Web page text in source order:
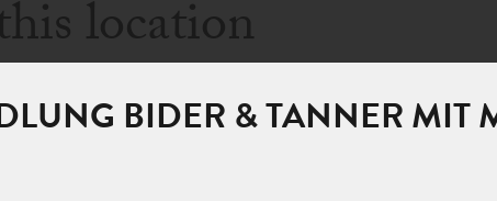
location
BIDER & TANNER MIT